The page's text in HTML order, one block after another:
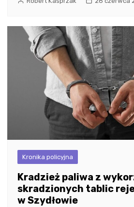
Kronika policyjna
Kradzież paliwa z
skradzionych tablic
w Szydłowie